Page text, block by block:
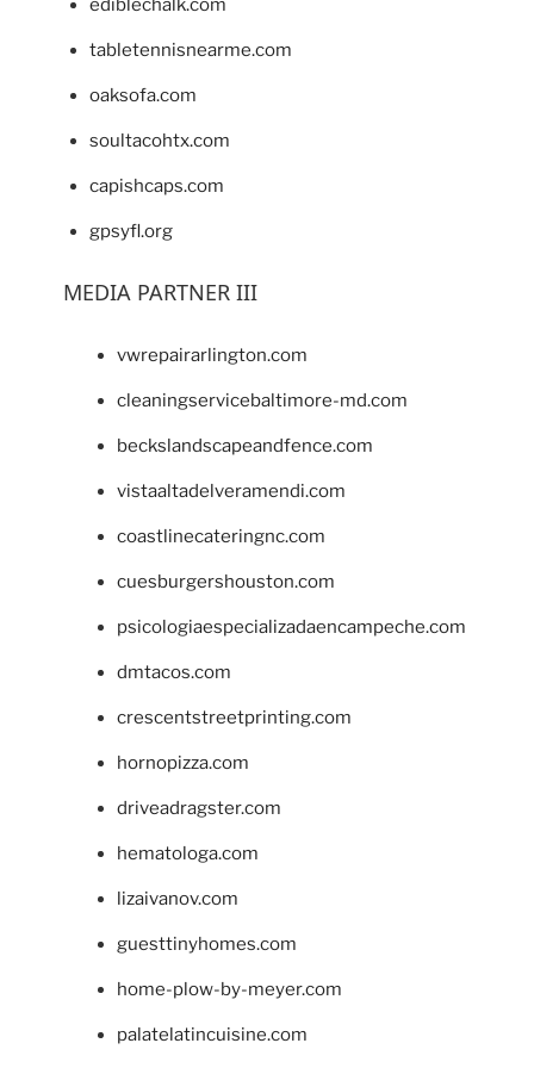
ediblechalk.com
tabletennisnearme.com
oaksofa.com
soultacohtx.com
capishcaps.com
gpsyfl.org
MEDIA PARTNER III
vwrepairarlington.com
cleaningservicebaltimore-md.com
beckslandscapeandfence.com
vistaaltadelveramendi.com
coastlinecateringnc.com
cuesburgershouston.com
psicologiaespecializadaencampeche.com
dmtacos.com
crescentstreetprinting.com
hornopizza.com
driveadragster.com
hematologa.com
lizaivanov.com
guesttinyhomes.com
home-plow-by-meyer.com
palatelatincuisine.com